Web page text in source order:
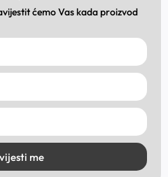
ćemo Vas kada proizvod
me